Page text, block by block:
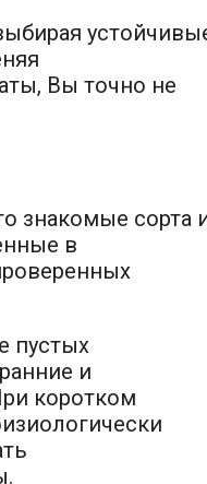
Вы точно не
знакомые сорта
в
пустых
и
коротком